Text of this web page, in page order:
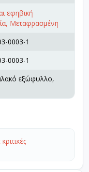
εφηβική
Μεταφρασμένη
0003-1
0003-1
εξώφυλλο,